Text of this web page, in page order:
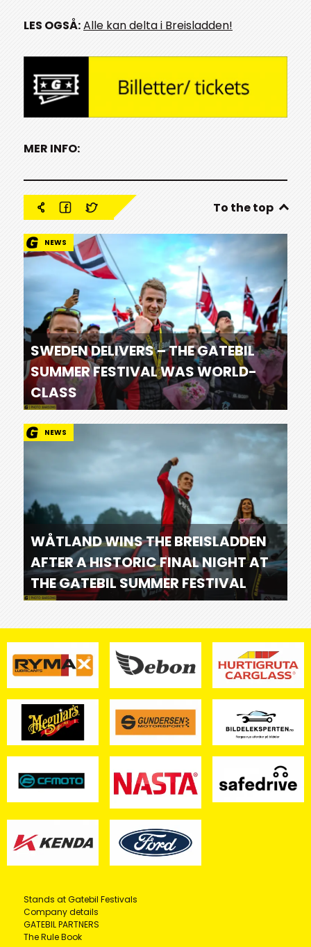
LES OGSÅ:Alle kan delta i Breisladden!
MER INFO:
To the top
NEWS
SWEDEN DELIVERS – THE GATEBIL
SUMMER FESTIVAL WAS WORLD-
CLASS
NEWS
WÅTLAND WINS THE BREISLADDEN
AFTER A HISTORIC FINAL NIGHT AT
THE GATEBIL SUMMER FESTIVAL
Stands at Gatebil Festivals
Company details
GATEBIL PARTNERS
The Rule Book